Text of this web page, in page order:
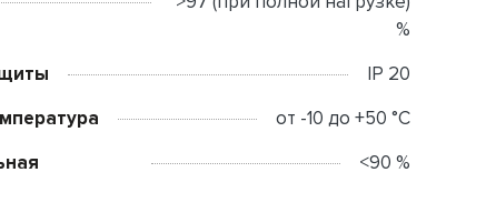
%
IP 20
от -10 до +50 °C
<90 %